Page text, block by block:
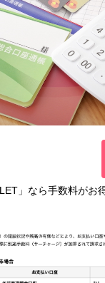
」なら手数料がお